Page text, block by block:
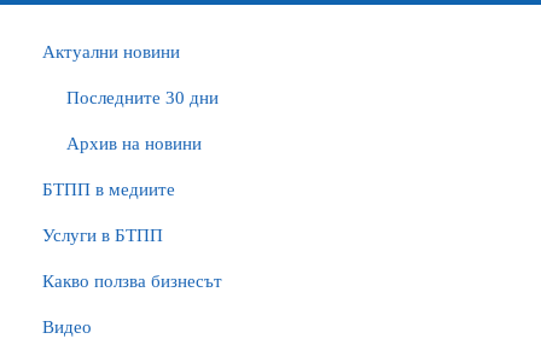
Актуални новини
Последните 30 дни
Архив на новини
БTПП в медиите
Услуги в БТПП
Какво ползва бизнесът
Видео